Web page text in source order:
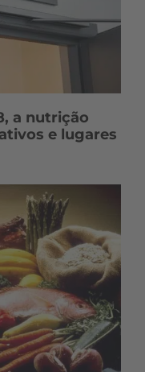
a nutrição
e lugares